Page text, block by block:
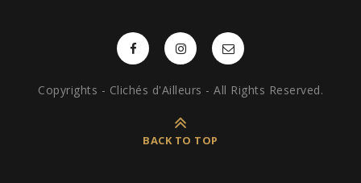
Copyrights - Clichés d'Ailleurs - All Rights Reserved.
BACK TO TOP